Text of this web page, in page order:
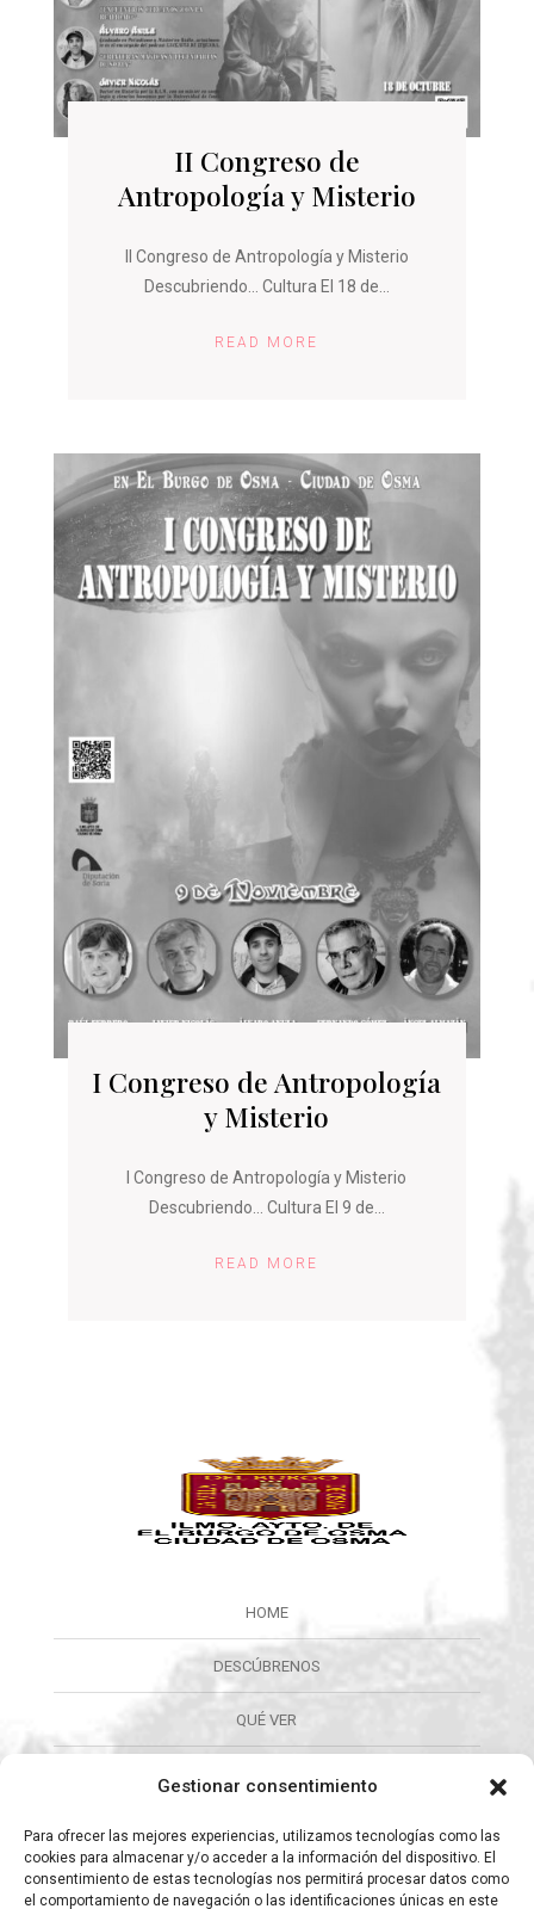
Gestionar consentimiento
Para ofrecer las mejores experiencias, utilizamos tecnologías como las
cookies para almacenar y/o acceder a la información del dispositivo. El
consentimiento de estas tecnologías nos permitirá procesar datos como
el comportamiento de navegación o las identificaciones únicas en este
II Congreso de
Antropología y Misterio
II Congreso de Antropología y Misterio
Descubriendo… Cultura El 18 de...
READ MORE
I Congreso de Antropología
y Misterio
I Congreso de Antropología y Misterio
Descubriendo… Cultura El 9 de...
READ MORE
HOME
DESCÚBRENOS
QUÉ VER
CALENDARIO
ORGANIZA TU VISITA